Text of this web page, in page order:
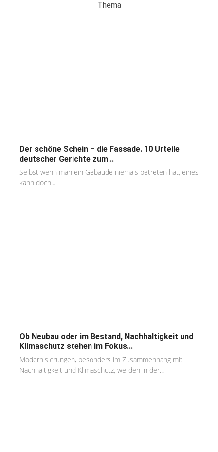
Thema
Der schöne Schein – die Fassade. 10 Urteile
deutscher Gerichte zum...
Selbst wenn man ein Gebäude niemals betreten hat, eines
kann doch...
Ob Neubau oder im Bestand, Nachhaltigkeit und
Klimaschutz stehen im Fokus...
Modernisierungen, besonders im Zusammenhang mit
Nachhaltigkeit und Klimaschutz, werden in der...